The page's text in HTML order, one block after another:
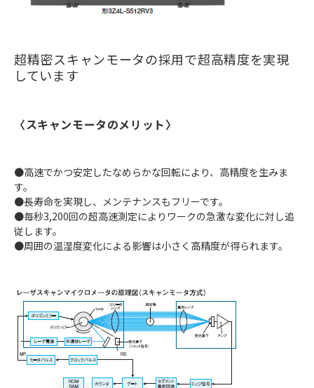
超精密スキャンモータの採用で超高精度を実現
しています
〈スキャンモータのメリット〉
●高速でかつ安定したなめらかな回転により、高精度を生みま
す。
●長寿命を実現し、メンテナンスもフリーです。
●毎秒3,200回の超高速測定によりワークの急激な変化に対し追
従します。
●周囲の温湿度変化による影響は小さく高精度が得られます。